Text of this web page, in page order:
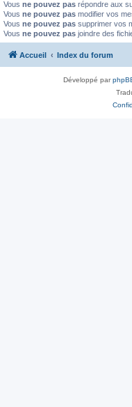
Vous ne pouvez pas répondre aux
Vous ne pouvez pas modifier vos
Vous ne pouvez pas supprimer vos
Vous ne pouvez pas joindre des
Accueil Index du forum
Développé par